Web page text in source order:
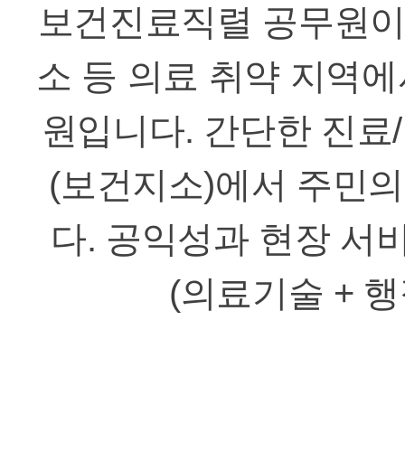
보건진료직렬 공무원
소 등 의료 취약 지역
원입니다. 간단한 진
(보건지소)에서 주민
다. 공익성과 현장 서
(의료기술 +